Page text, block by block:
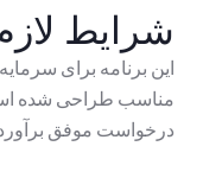
شرایط
این برنامه برای
مناسب طراحی شده
درخواست موفق